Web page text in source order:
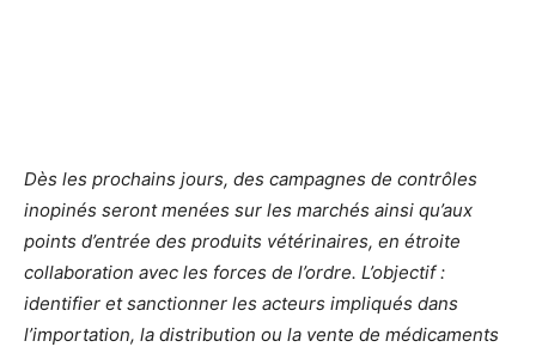
Dès les prochains jours, des campagnes de contrôles
inopinés seront menées sur les marchés ainsi qu’aux
points d’entrée des produits vétérinaires, en étroite
collaboration avec les forces de l’ordre. L’objectif :
identifier et sanctionner les acteurs impliqués dans
l’importation, la distribution ou la vente de médicaments